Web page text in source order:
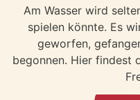
Am Wasser wird
spielen könnte. Es
geworfen,
begonnen. Hier findest